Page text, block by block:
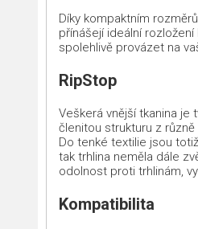
Díky kompaktním
přínášejí ideální
spolehlivě provázet na
RipStop
Veškerá vnější tkanina je
členitou strukturu z
Do tenké textilie jsou
tak trhlina neměla dále
odolnost proti trhlinám,
Kompatibilita